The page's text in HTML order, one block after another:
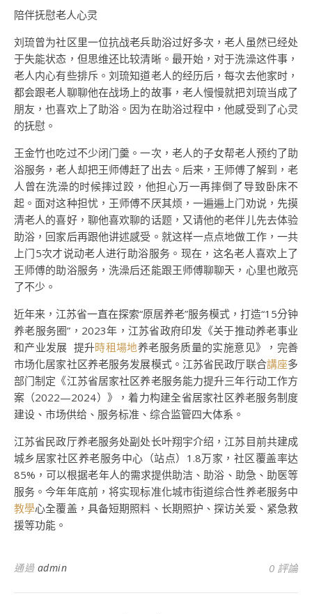
陪伴抚慰老人心灵
刘琉曾为社区里一位抗战老兵助浴过好多次，老人虽然已经处
于失能状态，但思维还比较清晰。最开始，对于洗澡这件事，
老人内心有些排斥。刘琉知道老人的经历后，每次去他家时，
都会跟老人聊聊他在战场上的故事，老人慢慢就把刘琉当成了
朋友，也喜欢上了助浴。因为在助浴过程中，他感受到了心灵
的抚慰。
王金竹也吃过不少闭门羹。一次，老人的子女帮老人预约了助
浴服务，老人却把王师傅赶了出去。后来，王师傅了解到，老
人曾在洗澡的时候摔过跤，他担心万一再摔倒了导致卧床不
起。面对这种担忧，王师傅不厌其烦，一遍遍上门劝说，先摸
清老人的喜好，聊他喜欢聊的话题，又请他的老伴儿先去体验
助浴，回家后再跟他讲述感受。就这样一点点地做工作，一共
上门5次才说动老人进行助浴服务。现在，这名老人喜欢上了
王师傅的助浴服务，洗澡后还能跟王师傅聊聊天，心里也敞亮
了不少。
近年来，江苏省一直在探索“原居养老”服务模式，打造“15分钟
养老服务圈”，2023年，江苏省政府印发《关于推动养老事业
和产业发展 提升時租場地养老服务质量的实施意见》，完善
市场化居家社区养老服务发展模式。江苏省民政厅联合講座多
部门制定《江苏省居家社区养老服务能力提升三年行动工作方
案（2022—2024）》，着力构建全省居家社区养老服务制度
建设、市场供给、服务标准、综合监管四大体系。
江苏省民政厅养老服务处副处长叶翔宇介绍，江苏目前共建成
城乡居家社区养老服务中心（站点）1.8万家，社区覆盖率达
85%，可以根据老年人的需求提供助洁、助浴、助急、助医等
服务。今年年底前，将实现标准化城市街道综合性养老服务中
教學心全覆盖，具备短期照料、长期照护、探访关爱、紧急救
援等功能。
通過 admin 0 評論